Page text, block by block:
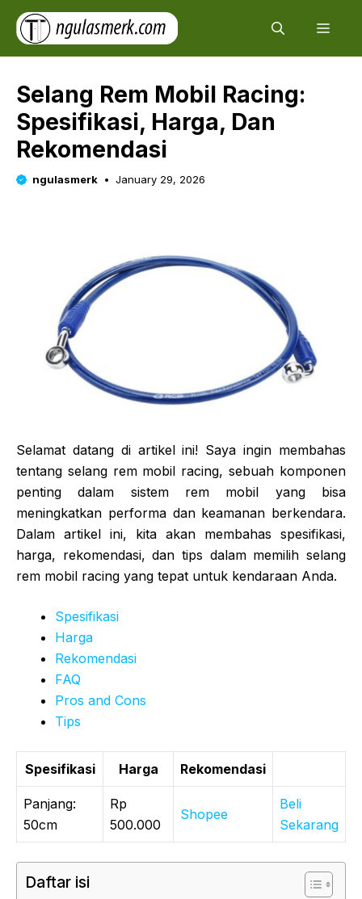
Skip
content
Selang Rem Mobil Racing:
Spesifikasi, Harga, Dan
Rekomendasi
ngulasmerk January 29, 2026
Selamat datang di artikel ini! Saya ingin membahas
tentang selang rem mobil racing, sebuah komponen
penting dalam sistem rem mobil yang bisa
meningkatkan performa dan keamanan berkendara.
Dalam artikel ini, kita akan membahas spesifikasi,
harga, rekomendasi, dan tips dalam memilih selang
rem mobil racing yang tepat untuk kendaraan Anda.
Spesifikasi
Harga
Rekomendasi
FAQ
Pros and Cons
Tips
Spesifikasi Harga Rekomendasi
Panjang:
50cm
Rp
500.000
Shopee
Beli
Sekarang
Daftar isi